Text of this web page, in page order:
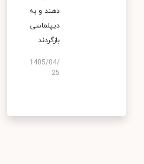
دهند و به
دیپلماسی
بازگردند
1405/04/
25